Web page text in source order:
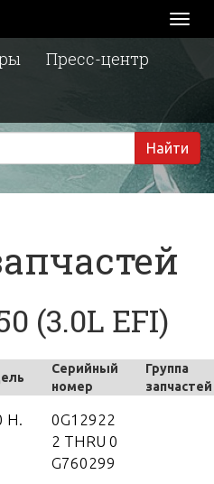
Пресс-центр
Найти
(3.0L EFI)
Серийный
номер
Группа
запчастей
H.
0G12922
2 THRU 0
G760299